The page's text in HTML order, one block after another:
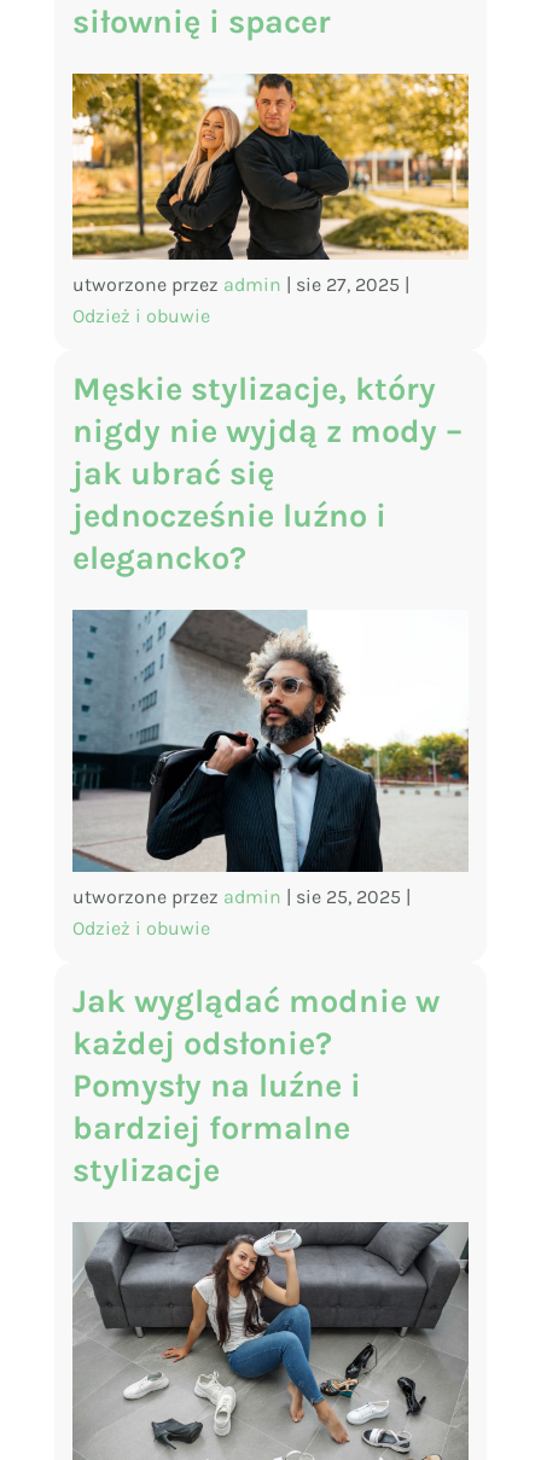
siłownię i spacer
utworzone przez admin | sie 27, 2025 |
Odzież i obuwie
Męskie stylizacje, który
nigdy nie wyjdą z mody –
jak ubrać się
jednocześnie luźno i
elegancko?
utworzone przez admin sie 25, 2025
Odzież i obuwie
Jak wyglądać modnie w
każdej odsłonie?
Pomysły na luźne i
bardziej formalne
stylizacje